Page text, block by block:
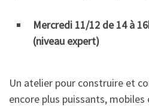
Mercredi 11/12 de 14 à
(niveau expert)
Un atelier pour construire et
encore plus puissants,